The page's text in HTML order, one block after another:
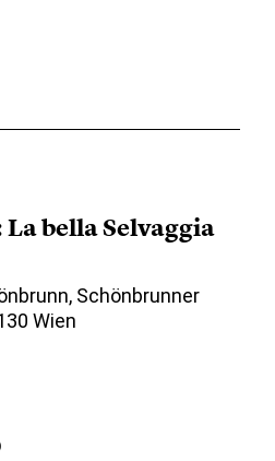
bella Selvaggia
Schönbrunner
Wien